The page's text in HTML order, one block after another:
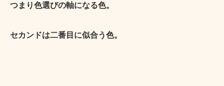
つまり色選びの軸になる色。
セカンドは二番目に似合う色。